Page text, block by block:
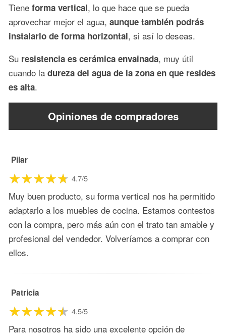
Tiene forma vertical, lo que hace que se pueda
aprovechar mejor el agua, aunque también podrás
instalarlo de forma horizontal, si así lo deseas.
Su resistencia es cerámica envainada, muy útil
cuando la dureza del agua de la zona en que resides
es alta.
Opiniones de compradores
Pilar
4.7/5
Muy buen producto, su forma vertical nos ha permitido
adaptarlo a los muebles de cocina. Estamos contestos
con la compra, pero más aún con el trato tan amable y
profesional del vendedor. Volveríamos a comprar con
ellos.
Patricia
4.5/5
Para nosotros ha sido una excelente opción de